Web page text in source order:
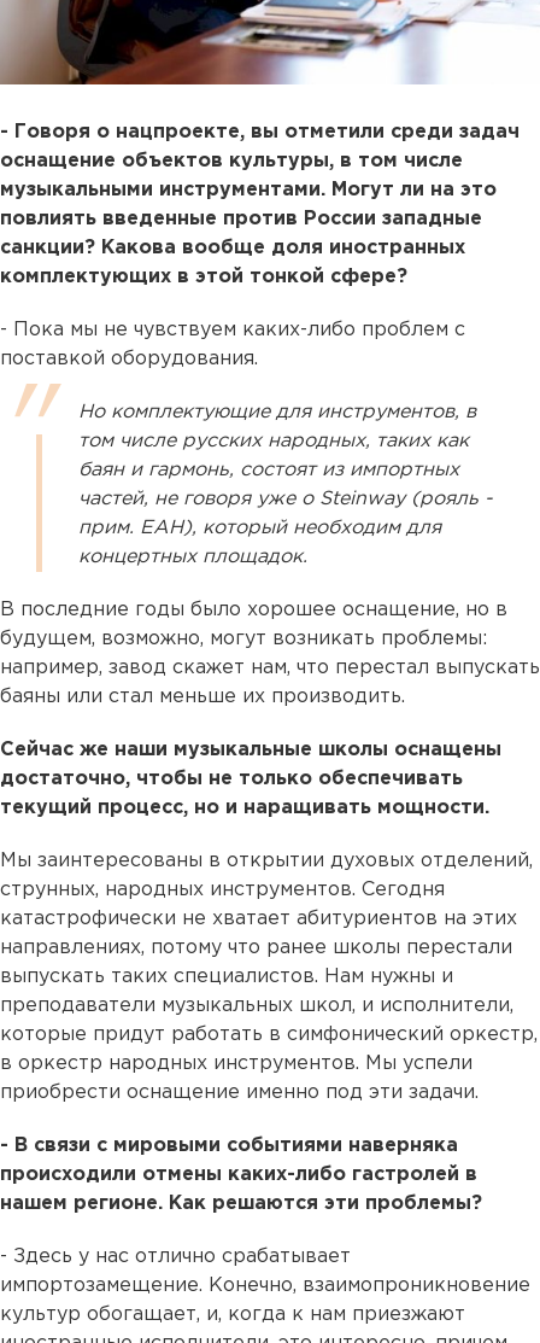
- Говоря о нацпроекте, вы отметили среди задач
оснащение объектов культуры, в том числе
музыкальными инструментами. Могут ли на это
повлиять введенные против России западные
санкции? Какова вообще доля иностранных
комплектующих в этой тонкой сфере?
- Пока мы не чувствуем каких-либо проблем с
поставкой оборудования.
Но комплектующие для инструментов, в
том числе русских народных, таких как
баян и гармонь, состоят из импортных
частей, не говоря уже о Steinway (рояль -
прим. ЕАН), который необходим для
концертных площадок.
В последние годы было хорошее оснащение, но в
будущем, возможно, могут возникать проблемы:
например, завод скажет нам, что перестал выпускать
баяны или стал меньше их производить.
Сейчас же наши музыкальные школы оснащены
достаточно, чтобы не только обеспечивать
текущий процесс, но и наращивать мощности.
Мы заинтересованы в открытии духовых отделений,
струнных, народных инструментов. Сегодня
катастрофически не хватает абитуриентов на этих
направлениях, потому что ранее школы перестали
выпускать таких специалистов. Нам нужны и
преподаватели музыкальных школ, и исполнители,
которые придут работать в симфонический оркестр,
в оркестр народных инструментов. Мы успели
приобрести оснащение именно под эти задачи.
- В связи с мировыми событиями наверняка
происходили отмены каких-либо гастролей в
нашем регионе. Как решаются эти проблемы?
- Здесь у нас отлично срабатывает
импортозамещение. Конечно, взаимопроникновение
культур обогащает, и, когда к нам приезжают